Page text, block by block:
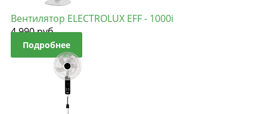
Вентилятор ELECTROLUX EFF - 1000i
4 990руб.
Подробнее